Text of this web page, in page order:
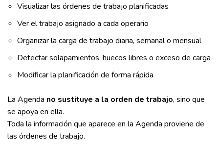
Visualizar las órdenes de trabajo planificadas
Ver el trabajo asignado a cada operario
Organizar la carga de trabajo diaria, semanal o mensual
Detectar solapamientos, huecos libres o exceso de carga
Modificar la planificación de forma rápida
La Agenda no sustituye a la orden de trabajo, sino que
se apoya en ella.
Toda la información que aparece en la Agenda proviene de
las órdenes de trabajo.